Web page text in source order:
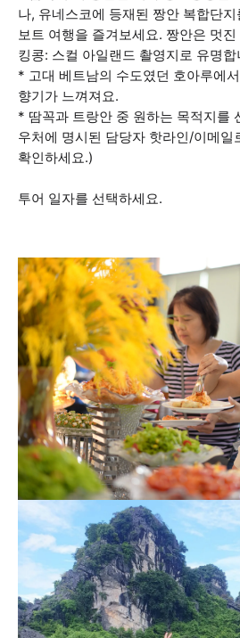
나, 유네스코에 등재된 짱안 복합단
보트 여행을 즐겨보세요. 짱안은 멋
킹콩: 스컬 아일랜드 촬영지로 유명합
* 고대 베트남의 수도였던 호아루에
향기가 느껴져요.
* 땀꼭과 트랑안 중 원하는 목적지를
우처에 명시된 담당자 핫라인/이메일
확인하세요.)
투어 일자를 선택하세요.